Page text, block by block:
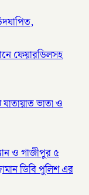
ফেয়ারডিলসহ
যাতায়াত ভাতা ও
ও গাজীপুর ৫
ডিবি পুলিশ এর